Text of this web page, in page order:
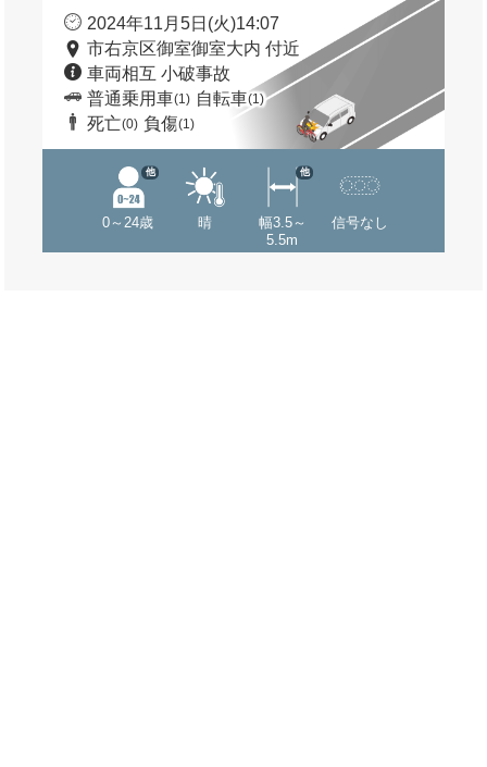
2024年11月5日(火)14:07
市右京区御室御室大内 付近
車両相互 小破事故
普通乗用車(1) 自転車(1)
死亡(0) 負傷(1)
0～24歳
他
晴
幅3.5～
5.5m
他
信号なし